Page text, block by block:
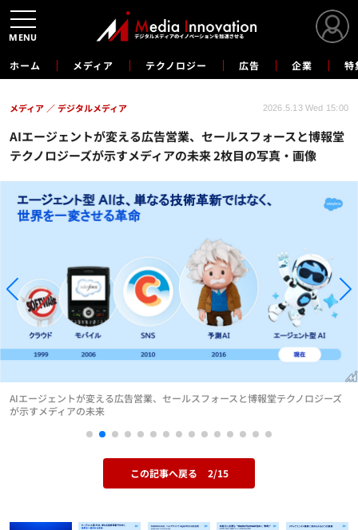
ホーム メディア テクノロジー 広告 企業 特
AIエージェントが変える広告営業、セールスフォースと博報堂
テクノロジーズが示すメディアの未来 2枚目の写真・画像
メディア デジタルメディア 2026.5.13 Wed 15:00
AIエージェントが変える広告営業、セールスフォースと博報堂テクノロジーズ
が示すメディアの未来
この記事へ戻る 2/15
MENU